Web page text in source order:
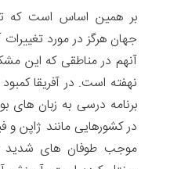
جهان هرگز در مورد
آنهم در مناطقی که این
نهفته است. در آفریقا
برنامه درسی به زبان های
در کشورهایی مانند ژاپن و
موجب طوفان های شدید